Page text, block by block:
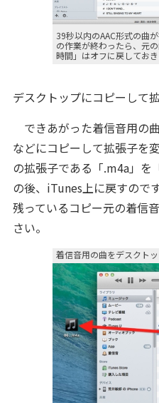
39秒以内のAAC形式の曲
の作業が終わったら、元
時間」はオフに戻してお
デスクトップにコピーして
できあがった着信音用の
などにコピーして拡張子を
の拡張子である「.m4a」を
の後、iTunes上に戻すので
残っているコピー元の着信
さい。
着信音用の曲をデスクト